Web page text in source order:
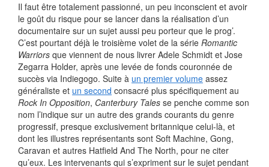
Il faut être totalement passionné, un peu inconscient et avoir
le goût du risque pour se lancer dans la réalisation d’un
documentaire sur un sujet aussi peu porteur que le prog’.
C’est pourtant déjà le troisième volet de la série Romantic
Warriors que viennent de nous livrer Adele Schmidt et Jose
Zegarra Holder, après une levée de fonds couronnée de
succès via Indiegogo. Suite à un premier volume assez
généraliste et un second consacré plus spécifiquement au
Rock In Opposition, Canterbury Tales se penche comme son
nom l’indique sur un autre des grands courants du genre
progressif, presque exclusivement britannique celui-là, et
dont les illustres représentants sont Soft Machine, Gong,
Caravan et autres Hatfield And The North, pour ne citer
qu’eux. Les intervenants qui s’expriment sur le sujet pendant